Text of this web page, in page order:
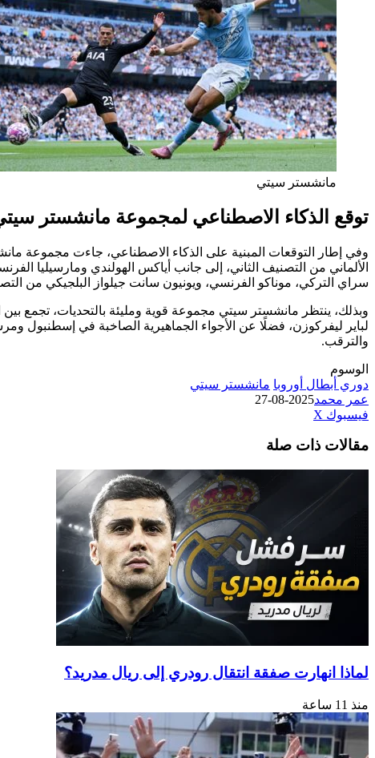
مانشستر سيتي
توقع الذكاء الاصطناعي لمجموعة مانشستر سيتي
وفي إطار التوقعات المبنية على الذكاء الاصطناعي، جاءت مجموعة
الألماني من التصنيف الثاني، إلى جانب أياكس الهولندي ومارسيليا
سراي التركي، موناكو الفرنسي، ويونيون سانت جيلواز البلجيكي من
وبذلك، ينتظر مانشستر سيتي مجموعة قوية ومليئة بالتحديات، تجمع بين
لباير ليفركوزن، فضلًا عن الأجواء الجماهيرية الصاخبة في إسطنبول
والترقب.
الوسوم
دوري أبطال أوروبا مانشستر سيتي
عمر محمد2025-08-27
فيسبوك ‫X
البريد
مقالات ذات صلة
لماذا انهارت صفقة انتقال رودري إلى ريال مدريد؟
منذ 11 ساعة